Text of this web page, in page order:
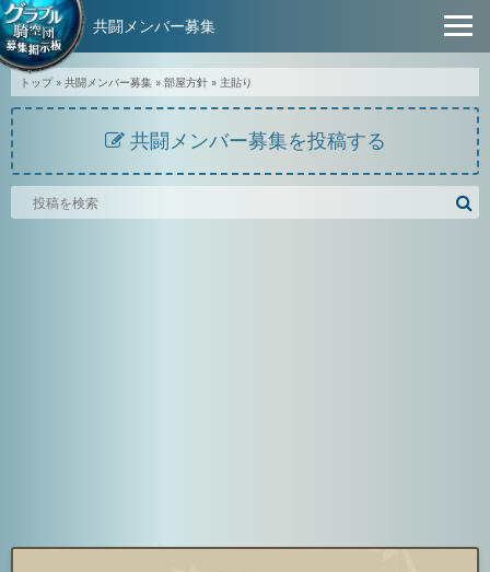
トップ» 共闘メンバー募集 » 部屋方針 » 主貼り
共闘メンバー募集を投稿する
騎
共闘メンバー募集